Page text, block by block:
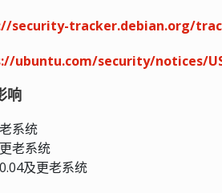
security-tracker.debian.org/
ubuntu.com/security/notices/
响
系统
老系统
及更老系统